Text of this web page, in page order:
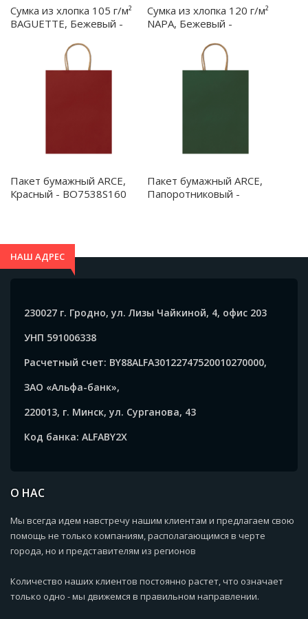
Сумка из хлопка 105 г/м²
BAGUETTE, Бежевый -
Сумка из хлопка 120 г/м²
NAPA, Бежевый -
Пакет бумажный ARCE,
Красный - BO7538S160
Пакет бумажный ARCE,
Папоротниковый -
НАШ АДРЕС
230027 г. Гродно, ул. Лизы Чайкиной, 4, офис 203
УНП 591006338
Расчетный счет: BY88ALFA30122747520010270000,
ЗАО «Альфа-банк»,
220013, г. Минск, ул. Сурганова, 43
Код банка: ALFABY2X
О НАС
Мы всегда идем навстречу нашим клиентам и предлагаем свою
помощь не только компаниям, располагающимся в черте
города, но и представителям из регионов
Количество наших клиентов постоянно растет, что означает
только одно - мы движемся в правильном направлении.